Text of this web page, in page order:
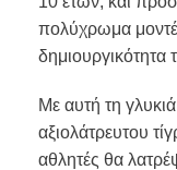
πολύχρωμα
Με αυτή τη
αξιολάτρευτου
αθλητές θα